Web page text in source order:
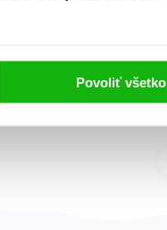
Povoliť všetko